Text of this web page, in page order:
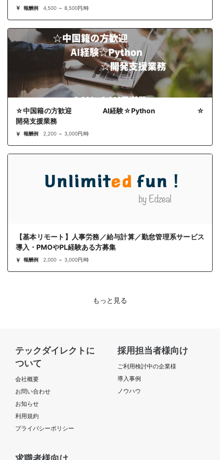
報酬例 4,500 ～ 8,500円/時
☆中国籍の方歓迎 AI経験☆Python ☆
開発支援業務
報酬例 2,200 ～ 3,000円/時
【基本リモート】人事労務／給与計算／勤怠管理系サービス
導入・PMOやPL経験ある方募集
報酬例 2,000 ～ 3,000円/時
もっと見る
テックダイレクトに
ついて
会社概要
お問い合わせ
お知らせ
利用規約
プライバシーポリシー
採用担当者様向け
ご利用検討中の企業様
導入事例
ノウハウ